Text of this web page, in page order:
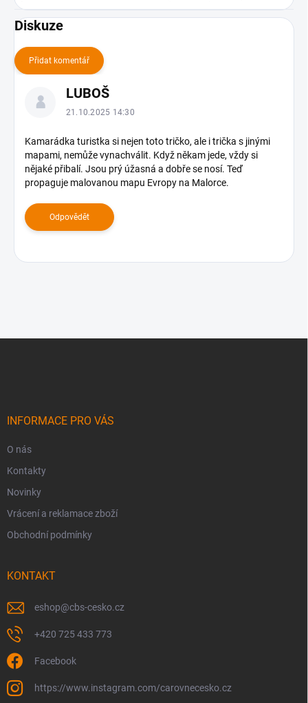
Diskuze
Přidat komentář
LUBOŠ
21.10.2025 14:30
Kamarádka turistka si nejen toto tričko, ale i trička s jinými
mapami, nemůže vynachválit. Když někam jede, vždy si
nějaké přibalí. Jsou prý úžasná a dobře se nosí. Teď
propaguje malovanou mapu Evropy na Malorce.
Odpovědět
INFORMACE PRO VÁS
O nás
Kontakty
Novinky
Vrácení a reklamace zboží
Obchodní podmínky
KONTAKT
eshop@cbs-cesko.cz
+420 725 433 773
Facebook
https://www.instagram.com/carovnecesko.cz